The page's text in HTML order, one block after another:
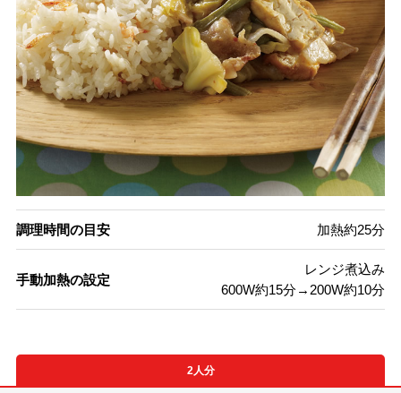
調理時間の目安 加熱約25分
手動加熱の設定
レンジ煮込み
600W約15分→200W約10分
2人分